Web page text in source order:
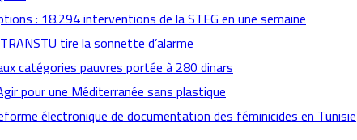
: 18.294 interventions de la STEG en une semaine
tire la sonnette d’alarme
catégories pauvres portée à 280 dinars
pour une Méditerranée sans plastique
électronique de documentation des féminicides en Tunisie